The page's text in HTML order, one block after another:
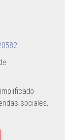
sociales,